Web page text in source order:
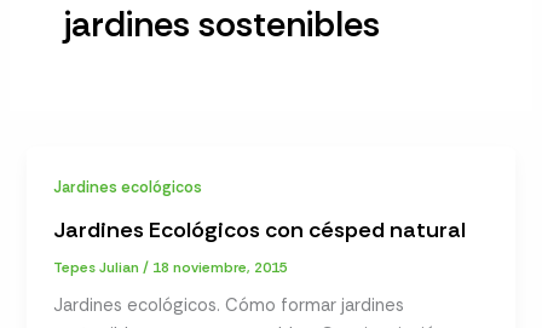
jardines sostenibles
Jardines ecológicos
Jardines Ecológicos con césped natural
Tepes Julian/ 18 noviembre, 2015
Jardines ecológicos. Cómo formar jardines